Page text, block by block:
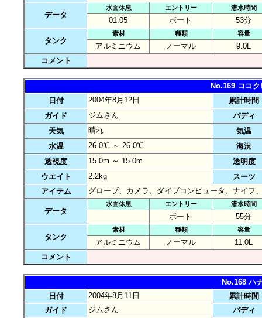
データ
水面休息 エントリー 潜水時間
01:05 ボート 53分
タンク
素材 種類 容量
アルミニウム ノーマル
9.0L
コメント
No.169 ココ
日付
2004年8月12日
累計時間
ガイド
ジムさん
バディ
天気
晴れ
気温
水温
26.0℃ ～ 26.0℃
海況
透視度
15.0m ～ 15.0m
透明度
ウエイト
2.2kg
スーツ
アイテム
グローブ、カメラ、ダイブコンピュータ、ナイフ
データ
水面休息 エントリー 潜水時間
ボート 55分
タンク
素材 種類 容量
アルミニウム ノーマル
11.0L
コメント
No.168 ハ
日付
2004年8月11日
累計時間
ガイド
ジムさん
バディ